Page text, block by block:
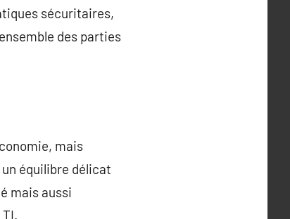
sécuritaires,
des parties
mais
équilibre délicat
mais aussi